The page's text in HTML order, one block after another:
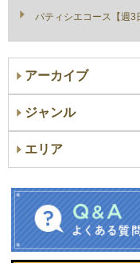
パティシエコース【週3
アーカイブ
ジャンル
エリア